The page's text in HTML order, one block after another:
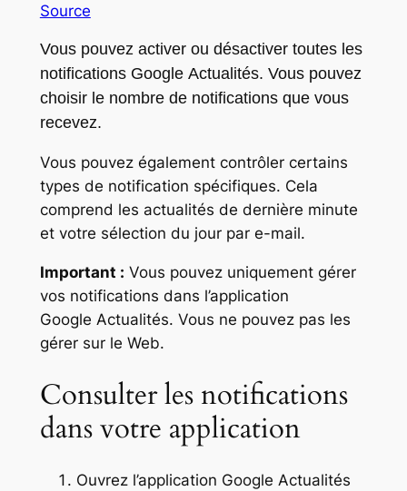
Source
Vous pouvez activer ou désactiver toutes les
notifications Google Actualités. Vous pouvez
choisir le nombre de notifications que vous
recevez.
Vous pouvez également contrôler certains
types de notification spécifiques. Cela
comprend les actualités de dernière minute
et votre sélection du jour par e-mail.
Important : Vous pouvez uniquement gérer
vos notifications dans l’application
Google Actualités. Vous ne pouvez pas les
gérer sur le Web.
Consulter les notifications
dans votre application
Ouvrez l’application Google Actualités